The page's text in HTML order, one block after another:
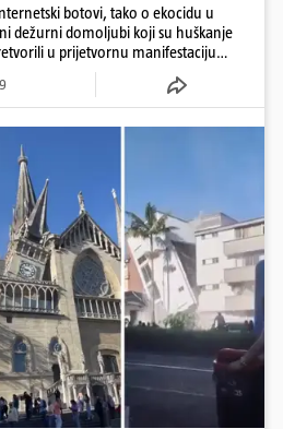
botovi, tako o ekocidu u
dežurni domoljubi koji su huškanje
u prijetvornu manifestaciju